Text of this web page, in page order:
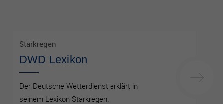
Starkregen
DWD Lexikon
Der Deutsche Wetterdienst erklärt in
seinem Lexikon Starkregen.